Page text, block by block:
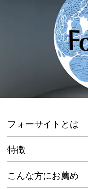
フォーサイトとは
特徴
こんな方にお薦め